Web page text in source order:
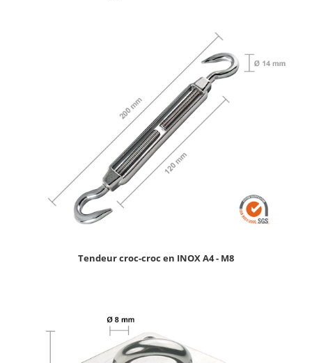
Tendeur croc-croc en INOX A4 - M8